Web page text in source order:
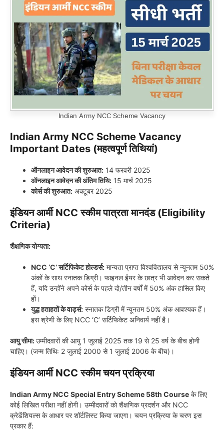
Indian Army NCC Scheme Vacancy
Indian Army NCC Scheme Vacancy
Important Dates (महत्वपूर्ण तिथियां)
ऑनलाइन आवेदन की शुरुआत: 14 फरवरी 2025
ऑनलाइन आवेदन की अंतिम तिथि: 15 मार्च 2025
कोर्स की शुरुआत: अक्टूबर 2025
इंडियन आर्मी NCC स्कीम पात्रता मानदंड (Eligibility
Criteria)
शैक्षणिक योग्यता:
NCC ‘C’ सर्टिफिकेट होल्डर्स: मान्यता प्राप्त विश्वविद्यालय से न्यूनतम 50%
अंकों के साथ स्नातक डिग्री। फाइनल ईयर के छात्र भी आवेदन कर सकते
हैं, यदि उन्होंने अपने कोर्स के पहले दो/तीन वर्षों में 50% अंक हासिल किए
हों।
युद्ध हताहतों के वार्ड्स: स्नातक डिग्री में न्यूनतम 50% अंक आवश्यक हैं।
इस श्रेणी के लिए NCC ‘C’ सर्टिफिकेट अनिवार्य नहीं है।
आयु सीमा:उम्मीदवारों की आयु 1 जुलाई 2025 तक 19 से 25 वर्ष के बीच होनी
चाहिए। (जन्म तिथि: 2 जुलाई 2000 से 1 जुलाई 2006 के बीच)।
इंडियन आर्मी NCC स्कीम चयन प्रक्रिया
Indian Army NCC Special Entry Scheme 58th Course के लिए
कोई लिखित परीक्षा नहीं होगी। उम्मीदवारों को शैक्षणिक प्रदर्शन और NCC
क्रेडेंशियल्स के आधार पर शॉर्टलिस्ट किया जाएगा। चयन प्रक्रिया के चरण इस
प्रकार हैं: